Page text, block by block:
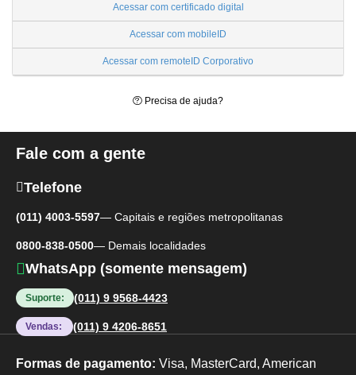
Acessar com certificado digital
Acessar com mobileID
Acessar com remoteID Corporativo
Precisa de ajuda?
Fale com a gente
Telefone
(011) 4003-5597— Capitais e regiões metropolitanas
0800-838-0500— Demais localidades
WhatsApp (somente mensagem)
Suporte: (011) 9 9568-4423
Vendas: (011) 9 4206-8651
Formas de pagamento: Visa, MasterCard, American